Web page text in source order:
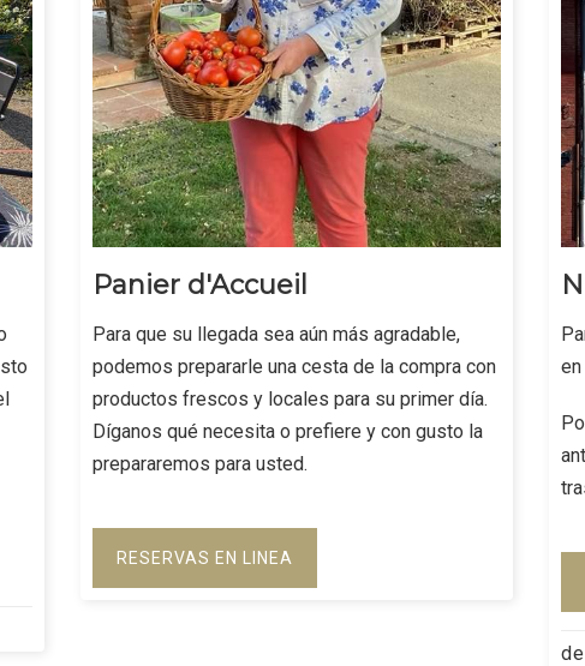
Panier d'Accueil
Para que su llegada sea aún más agradable,
podemos prepararle una cesta de la compra con
productos frescos y locales para su primer día.
Díganos qué necesita o prefiere y con gusto la
prepararemos para usted.
RESERVAS EN LINEA